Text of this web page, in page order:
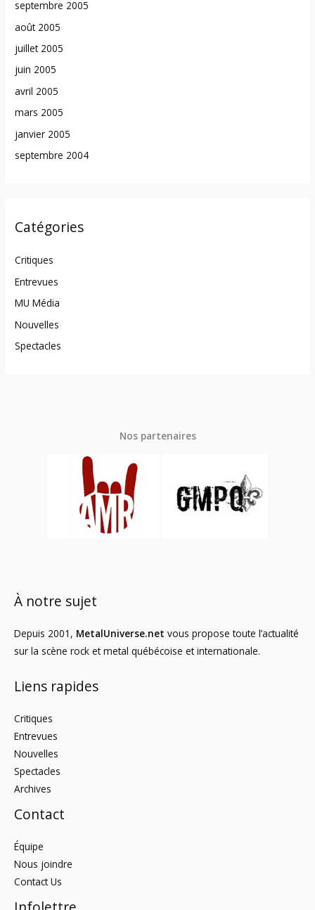
septembre 2005
août 2005
juillet 2005
juin 2005
avril 2005
mars 2005
janvier 2005
septembre 2004
Catégories
Critiques
Entrevues
MU Média
Nouvelles
Spectacles
Nos partenaires
À notre sujet
Depuis 2001, MetalUniverse.net vous propose toute l’actualité
sur la scène rock et metal québécoise et internationale.
Liens rapides
Critiques
Entrevues
Nouvelles
Spectacles
Archives
Contact
Équipe
Nous joindre
Contact Us